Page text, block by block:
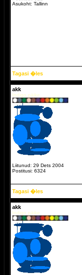
Asukoht: Tallinn
Tagasi �les
akk
Indigo päike.
Liitunud: 29 Dets 2004
Postitusi: 6324
Tagasi �les
akk
Indigo päike.